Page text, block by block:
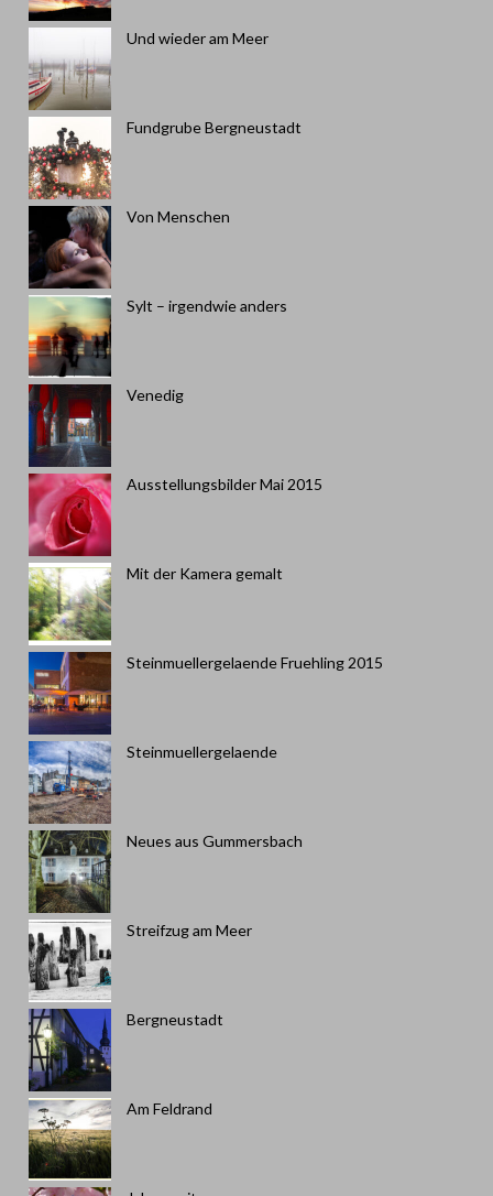
Und wieder am Meer
Fundgrube Bergneustadt
Von Menschen
Sylt – irgendwie anders
Venedig
Ausstellungsbilder Mai 2015
Mit der Kamera gemalt
Steinmuellergelaende Fruehling 2015
Steinmuellergelaende
Neues aus Gummersbach
Streifzug am Meer
Bergneustadt
Am Feldrand